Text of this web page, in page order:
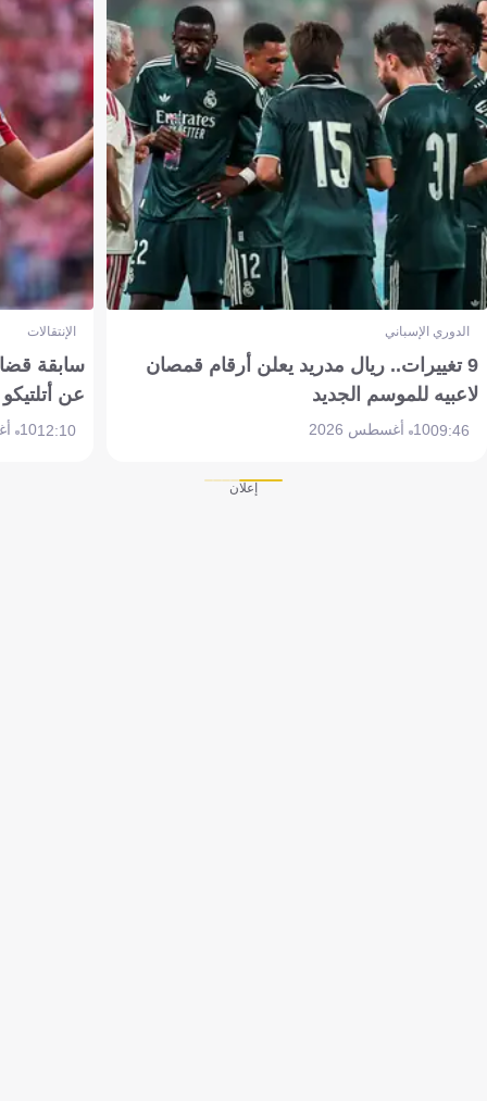
الدوري الإسباني
9 تغييرات.. ريال مدريد يعلن أرقام قمصان
لاعبيه للموسم الجديد
09:4610 أغسطس 2026
الإنتقالات
سابقة
عن أتلتيكو
12:1010 أغسطس 2026
إعلان